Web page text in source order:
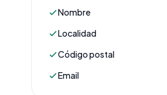
Nombre
Localidad
Código postal
Email